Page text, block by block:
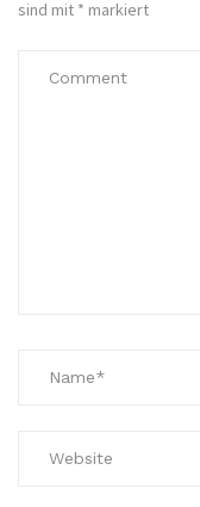
sind mit * markiert